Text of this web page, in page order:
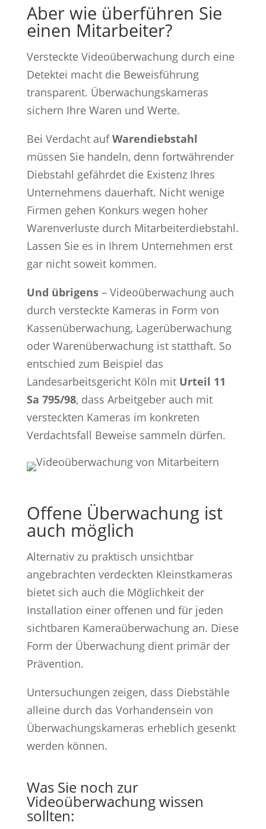
Aber wie überführen Sie
einen Mitarbeiter?
Versteckte Videoüberwachung durch eine
Detektei macht die Beweisführung
transparent. Überwachungskameras
sichern Ihre Waren und Werte.
Bei Verdacht aufWarendiebstahl
müssen Sie handeln, denn fortwährender
Diebstahl gefährdet die Existenz Ihres
Unternehmens dauerhaft. Nicht wenige
Firmen gehen Konkurs wegen hoher
Warenverluste durch Mitarbeiterdiebstahl.
Lassen Sie es in Ihrem Unternehmen erst
gar nicht soweit kommen.
Und übrigens– Videoüberwachung auch
durch versteckte Kameras in Form von
Kassenüberwachung, Lagerüberwachung
oder Warenüberwachung ist statthaft. So
entschied zum Beispiel das
Landesarbeitsgericht Köln mit Urteil 11
Sa 795/98, dass Arbeitgeber auch mit
versteckten Kameras im konkreten
Verdachtsfall Beweise sammeln dürfen.
Offene Überwachung ist
auch möglich
Alternativ zu praktisch unsichtbar
angebrachten verdeckten Kleinstkameras
bietet sich auch die Möglichkeit der
Installation einer offenen und für jeden
sichtbaren Kameraüberwachung an. Diese
Form der Überwachung dient primär der
Prävention.
Untersuchungen zeigen, dass Diebstähle
alleine durch das Vorhandensein von
Überwachungskameras erheblich gesenkt
werden können.
Was Sie noch zur
Videoüberwachung wissen
sollten: